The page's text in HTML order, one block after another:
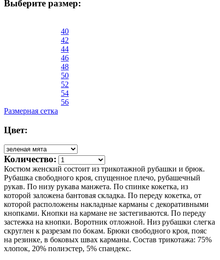
Выберите размер:
40
42
44
46
48
50
52
54
56
Размерная сетка
Цвет:
Количество:
Костюм женский состоит из трикотажной рубашки и брюк.
Рубашка свободного кроя, спущенное плечо, рубашечный
рукав. По низу рукава манжета. По спинке кокетка, из
которой заложена бантовая складка. По переду кокетка, от
которой расположены накладные карманы с декоративными
кнопками. Кнопки на кармане не застегиваются. По переду
застежка на кнопки. Воротник отложной. Низ рубашки слегка
скруглен к разрезам по бокам. Брюки свободного кроя, пояс
на резинке, в боковых швах карманы. Состав трикотажа: 75%
хлопок, 20% полиэстер, 5% спандекс.